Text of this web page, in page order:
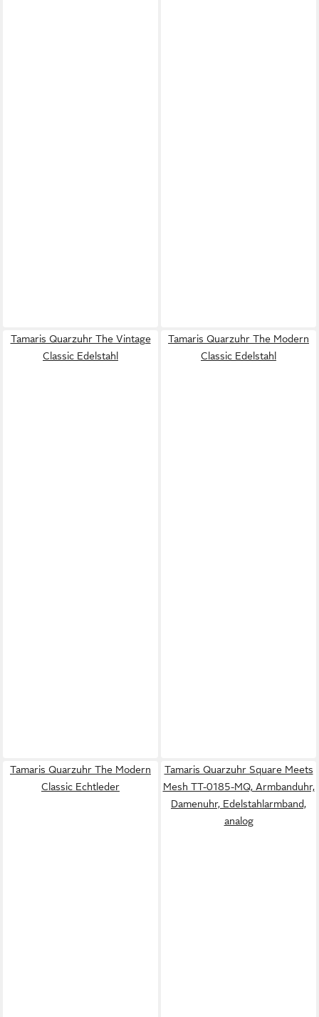
Tamaris Quarzuhr The Vintage
Classic Edelstahl
Tamaris Quarzuhr The Modern
Classic Edelstahl
Tamaris Quarzuhr The Modern
Classic Echtleder
Tamaris Quarzuhr Square Meets
Mesh TT-0185-MQ, Armbanduhr,
Damenuhr, Edelstahlarmband,
analog